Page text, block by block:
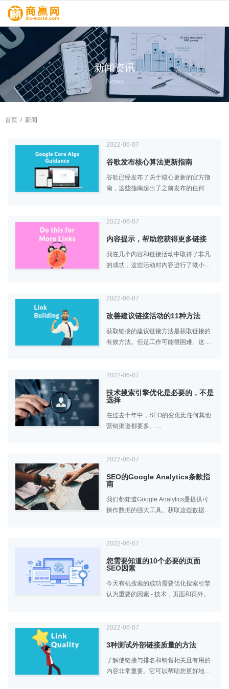
新闻资讯
News
首页 / 新闻
2022-06-07
谷歌发布核心算法更新指南
谷歌已经发布了关于核心更新的官方指
南，这些指南超出了之前发布的任何指
断您自己的内容。该指南还提到更新可
2022-06-07
内容提示，帮助您获得更多链接
我在几个内容和链接活动中取得了非凡
的成功，这些活动对内容进行了微小的
声。从已知或受尊重的人那里添加引用
接。
2022-06-07
改善建议链接活动的11种方法
获取链接的建议链接方法是获取链接的
有效方法。但是工作可能很困难。这些
2022-06-07
技术搜索引擎优化是必要的，不是
选择
在过去十年中，SEO的变化比任何其他
营销渠道都要多。
量通过自然搜索到达网站。
2022-06-07
SEO的Google Analytics条款指
南
我们都知道Google Analytics是提供可
操作数据的强大工具。获取这些数据的
2022-06-07
您需要知道的10个必要的页面
SEO因素
今天有机搜索的成功需要优化搜索引擎
认为重要的因素 - 技术，页面和页外。
2022-06-07
3种测试外部链接质量的方法
了解使链接与排名和销售相关且有用的
内容非常重要。它可以帮助您更好地了